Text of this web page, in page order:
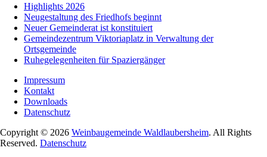
Highlights 2026
Neugestaltung des Friedhofs beginnt
Neuer Gemeinderat ist konstituiert
Gemeindezentrum Viktoriaplatz in Verwaltung der
Ortsgemeinde
Ruhegelegenheiten für Spaziergänger
Impressum
Kontakt
Downloads
Datenschutz
Copyright © 2026 Weinbaugemeinde Waldlaubersheim. All Rights
Reserved. Datenschutz